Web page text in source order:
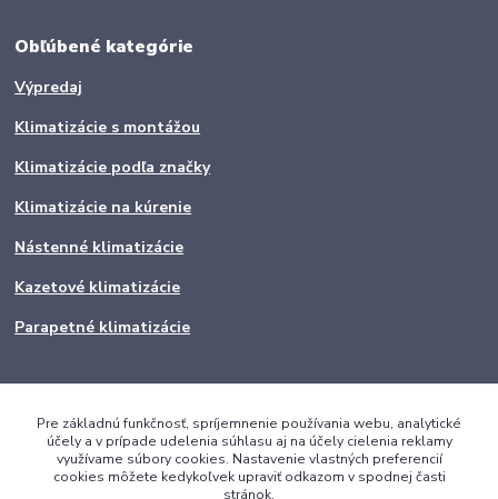
Obľúbené kategórie
Výpredaj
Klimatizácie s montážou
Klimatizácie podľa značky
Klimatizácie na kúrenie
Nástenné klimatizácie
Kazetové klimatizácie
Parapetné klimatizácie
Pre základnú funkčnosť, spríjemnenie používania webu, analytické
účely a v prípade udelenia súhlasu aj na účely cielenia reklamy
využívame súbory cookies. Nastavenie vlastných preferencií
cookies môžete kedykoľvek upraviť odkazom v spodnej časti
stránok.